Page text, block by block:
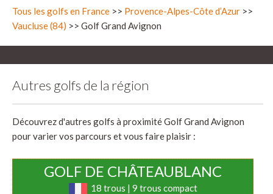
Tous les golfs en France >> Provence-Alpes-Côte d’Azur >>
Vaucluse (84) >> Golf Grand Avignon
Autres golfs de la région
Découvrez d'autres golfs à proximité Golf Grand Avignon
pour varier vos parcours et vous faire plaisir :
GOLF DE CHÂTEAUBLANC
18 trous | 9 trous compact